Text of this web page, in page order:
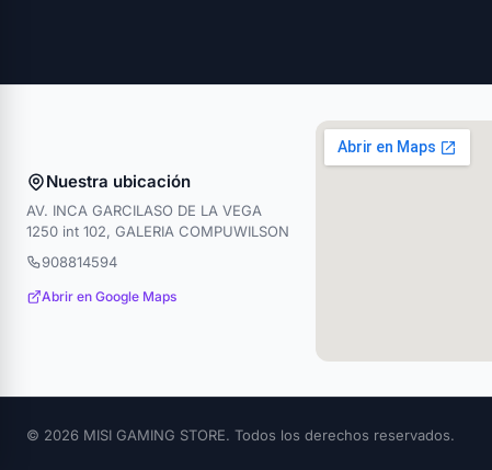
Nuestra ubicación
AV. INCA GARCILASO DE LA VEGA
1250 int 102, GALERIA COMPUWILSON
908814594
Abrir en Google Maps
© 2026 MISI GAMING STORE. Todos los derechos reservados.